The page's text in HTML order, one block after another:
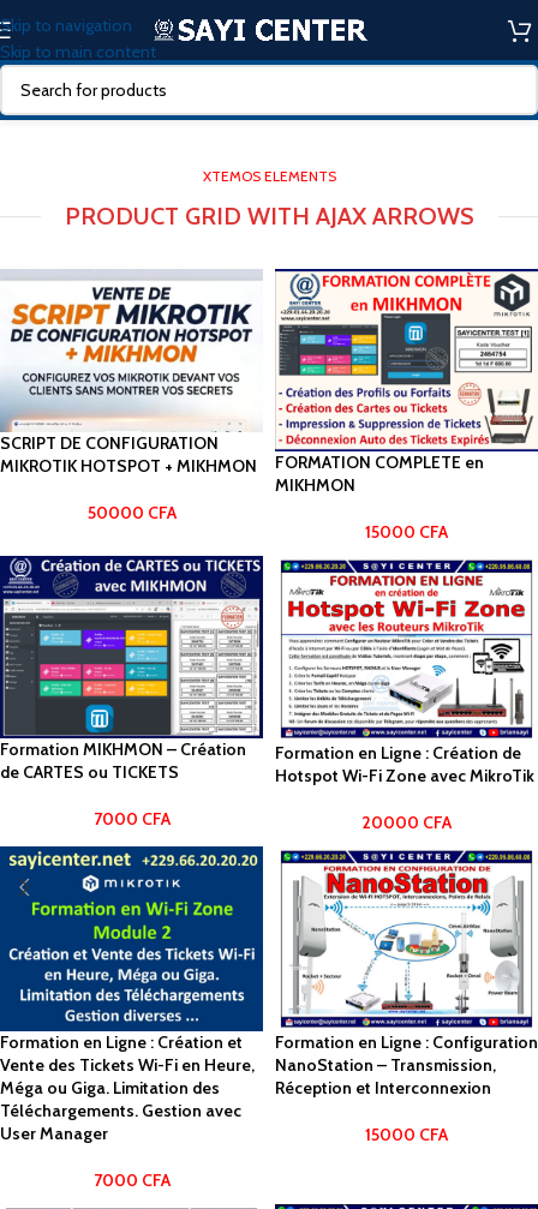
Skip to navigation
Skip to main content
XTEMOS ELEMENTS
PRODUCT GRID WITH AJAX ARROWS
SCRIPT DE CONFIGURATION
MIKROTIK HOTSPOT + MIKHMON
50000 CFA
FORMATION COMPLETE en
MIKHMON
15000 CFA
Formation MIKHMON – Création
de CARTES ou TICKETS
7000 CFA
Formation en Ligne : Création de
Hotspot Wi-Fi Zone avec MikroTik
20000 CFA
Formation en Ligne : Création et
Vente des Tickets Wi-Fi en Heure,
Méga ou Giga. Limitation des
Téléchargements. Gestion avec
User Manager
7000 CFA
Formation en Ligne : Configuration
NanoStation – Transmission,
Réception et Interconnexion
15000 CFA